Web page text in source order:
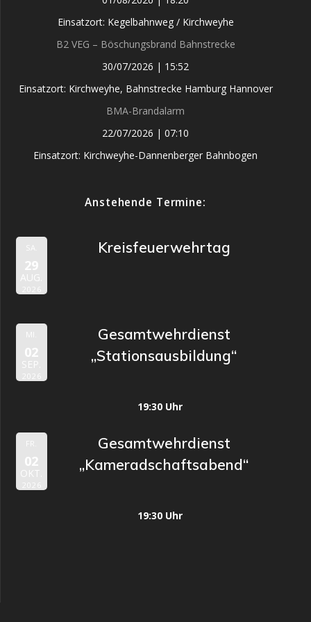
Einsatzort: Kegelbahnweg / Kirchweyhe
B2 VEG – Böschungsbrand Bahnstrecke
30/07/2026 | 15:52
Einsatzort: Kirchweyhe, Bahnstrecke Hamburg Hannover
BMA-Brandalarm
22/07/2026 | 07:10
Einsatzort: Kirchweyhe-Dannenberger Bahnbogen
Anstehende Termine:
SA.
29
AUG.
2026
Kreisfeuerwehrtag
MI.
02
SEP.
2026
Gesamtwehrdienst
„Stationsausbildung“
19:30 Uhr
FR.
02
OKT.
2026
Gesamtwehrdienst
„Kameradschaftsabend“
19:30 Uhr